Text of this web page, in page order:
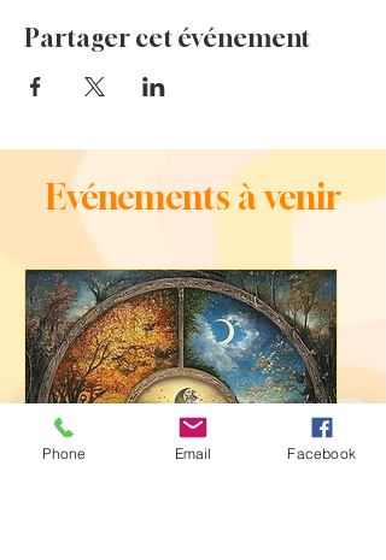
Partager cet événement
Evénements à venir
Phone Email Facebook